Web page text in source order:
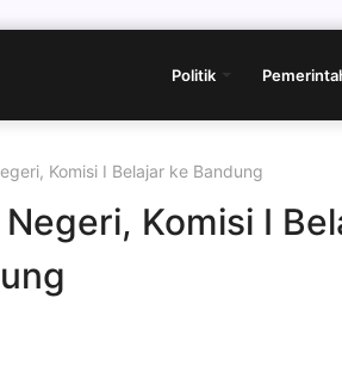
Politik
Komisi I Belajar ke Bandung
Komisi I